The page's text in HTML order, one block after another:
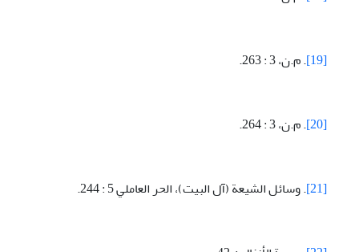
[19] . م.ن، 3 : 263.
[20] . م.ن، 3 : 264.
[21] . وسائل الشيعة (آل البيت)، الحر العاملي 5 : 244.